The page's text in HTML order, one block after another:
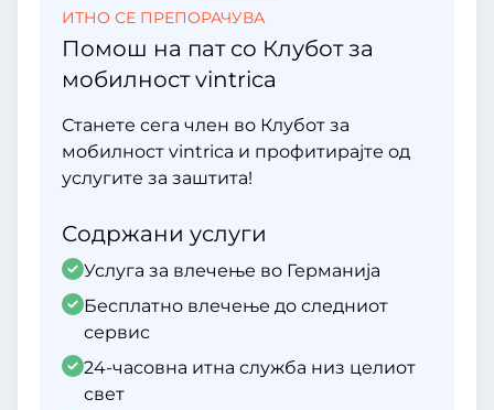
ИТНО СЕ ПРЕПОРАЧУВА
Помош на пат со Клубот за
мобилност vintrica
Станете сега член во Клубот за
мобилност vintrica и профитирајте од
услугите за заштита!
Содржани услуги
Услуга за влечење во Германија
Бесплатно влечење до следниот
сервис
24-часовна итна служба низ целиот
свет